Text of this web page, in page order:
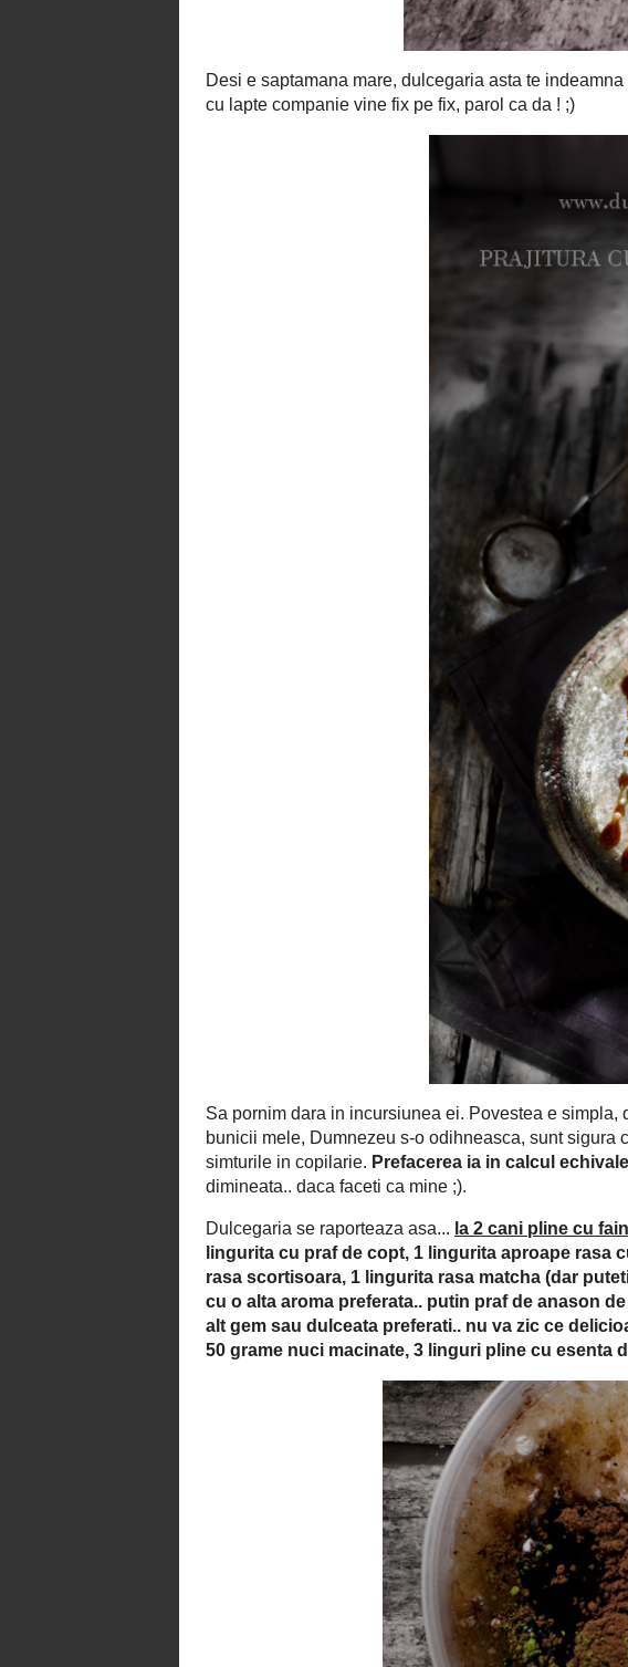
Desi e saptamana mare, dulcegaria asta te
Sa pornim dara in incursiunea ei. Povestea e
simple stuff but yummy, nu? ;) E reteta bunicii mele,
'alinta acolo' cu bunatatea asta, cu care ne-a
Prefacerea ia in calcul echivalenta unei cani! Yep,
va beti lapticul dimineata.. daca faceti ca mine ;).
Dulcegaria se raporteaza asa... la 2 cani pline cu
cu apa, 3 sferturi din cana cu ulei, 1 lingurita
bicarbonat stins in 1 lingurita cu otet,1 lingura
1 lingurita rasa matcha (dar puteti fara doar
calcul sau sa o inlocuiti cu o alta aroma
jumatate cana cu gem de prune (dar la fel de
preferati.. nu va zic ce delicioasa e de
fructe de padure), 50 grame nuci macinate, 3